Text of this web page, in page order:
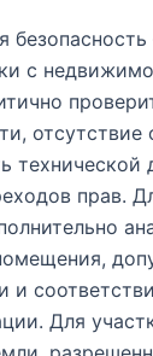
с
отсутствие
технической
прав.
и
Для